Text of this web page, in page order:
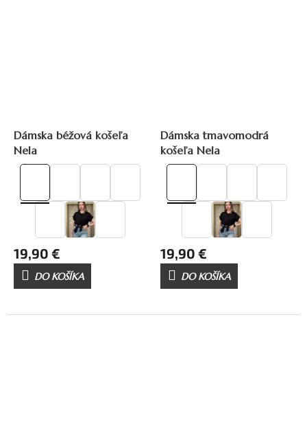
Dámska béžová košeľa
Nela
19,90 €
DO KOŠÍKA
Dámska tmavomodrá
košeľa Nela
19,90 €
DO KOŠÍKA